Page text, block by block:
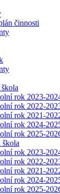
činnosti
rok 2023-
rok 2022-
rok 2021-
rok 2024-
rok 2025-
škola
rok 2023-
rok 2022-
rok 2021-
rok 2024-
rok 2025-